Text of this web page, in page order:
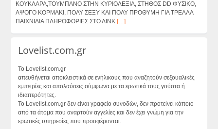
ΚΟΥΚΛΑΡΑ,ΤΟΥΜΠΑΝΟ ΣΤΗΝ ΚΥΡΙΟΛΕΞΙΑ, ΣΤΗΘΟΣ DD ΦΥΣΙΚΟ,
ΑΨΟΓΟ ΚΟΡΜΑΚΙ, ΠΟΛΥ ΣΕΞΥ ΚΑΙ ΠΟΛΥ ΠΡΟΘΥΜΗ ΓΙΑ ΤΡΕΛΛΑ
ΠΑΙΧΝΙΔΙΑ ΠΛΗΡΟΦΟΡΙΕΣ ΣΤΟ ΛΙΝΚ […]
Lovelist.com.gr
Το Lovelist.com.gr
απευθήνεται αποκλειστικά σε ενήλικους που αναζητούν σεξουαλικές
εμπειρίες και απολαύσεις σύμφωνα με τα ερωτικά τους γούστα ή
ιδιαιτερότητες.
Το Lovelist.com.gr δεν είναι γραφείο συνοδών, δεν προτείνει κάποιο
από τα άτομα που αναρτούν αγγελίες και δεν έχει γνώμη για την
ερωτικές υπηρεσίες που προσφέρονται.